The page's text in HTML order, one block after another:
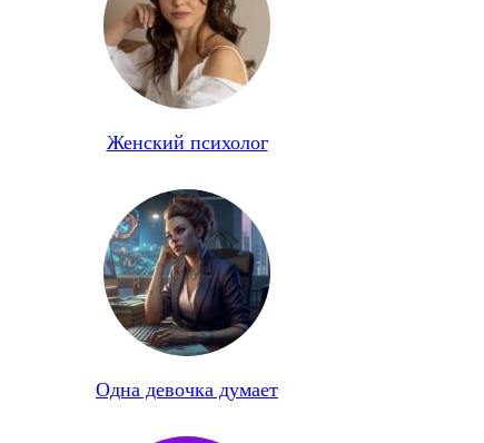
Женский психолог
Одна девочка думает